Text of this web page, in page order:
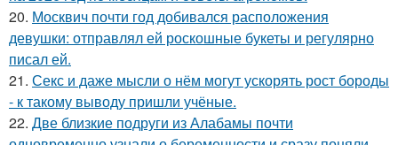
20. Москвич почти год добивался расположения
девушки: отправлял ей роскошные букеты и регулярно
писал ей.
21. Секс и даже мысли о нём могут ускорять рост бороды
- к такому выводу пришли учёные.
22. Две близкие подруги из Алабамы почти